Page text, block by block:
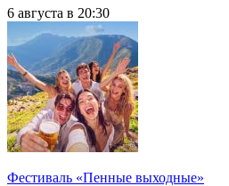
6 августа в 20:30
Фестиваль «Пенные выходные»